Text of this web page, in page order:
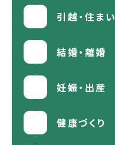
引越・住まい
結婚・離婚
妊娠・出産
健康づくり